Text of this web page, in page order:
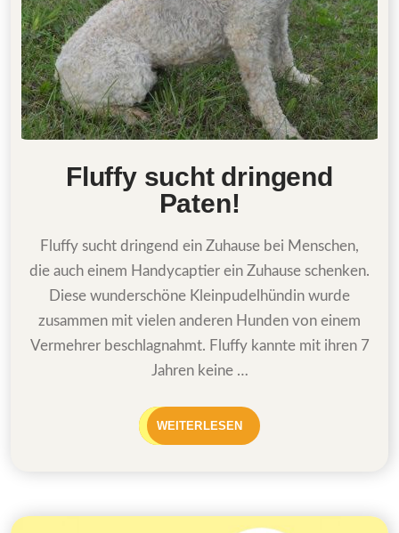
Fluffy sucht dringend
Paten!
Fluffy sucht dringend ein Zuhause bei Menschen,
die auch einem Handycaptier ein Zuhause schenken.
Diese wunderschöne Kleinpudelhündin wurde
zusammen mit vielen anderen Hunden von einem
Vermehrer beschlagnahmt. Fluffy kannte mit ihren 7
Jahren keine …
WEITERLESEN